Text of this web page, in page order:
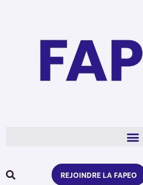
REJOINDRE LA FAPEO